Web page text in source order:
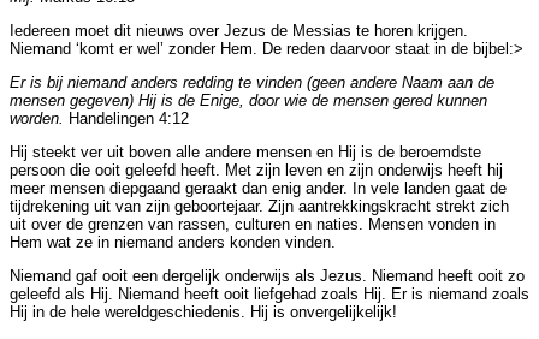
Iedereen moet dit nieuws over Jezus de Messias te horen krijgen.
Niemand ‘komt er wel’ zonder Hem. De reden daarvoor staat in de bijbel:>
Er is bij niemand anders redding te vinden (geen andere Naam aan de
mensen gegeven) Hij is de Enige, door wie de mensen gered kunnen
worden. Handelingen 4:12
Hij steekt ver uit boven alle andere mensen en Hij is de beroemdste
persoon die ooit geleefd heeft. Met zijn leven en zijn onderwijs heeft hij
meer mensen diepgaand geraakt dan enig ander. In vele landen gaat de
tijdrekening uit van zijn geboortejaar. Zijn aantrekkingskracht strekt zich
uit over de grenzen van rassen, culturen en naties. Mensen vonden in
Hem wat ze in niemand anders konden vinden.
Niemand gaf ooit een dergelijk onderwijs als Jezus. Niemand heeft ooit zo
geleefd als Hij. Niemand heeft ooit liefgehad zoals Hij. Er is niemand zoals
Hij in de hele wereldgeschiedenis. Hij is onvergelijkelijk!